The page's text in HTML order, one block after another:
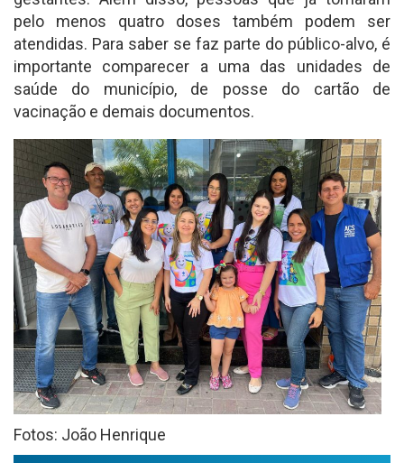
pelo menos quatro doses também podem ser
atendidas. Para saber se faz parte do público-alvo, é
importante comparecer a uma das unidades de
saúde do município, de posse do cartão de
vacinação e demais documentos.
Fotos: João Henrique